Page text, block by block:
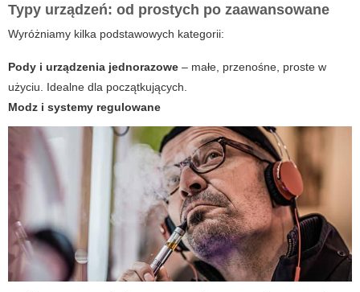
Typy urządzeń: od prostych po zaawansowane
Wyróżniamy kilka podstawowych kategorii:
Pody i urządzenia jednorazowe – małe, przenośne, proste w
użyciu. Idealne dla początkujących.
Modz i systemy regulowane